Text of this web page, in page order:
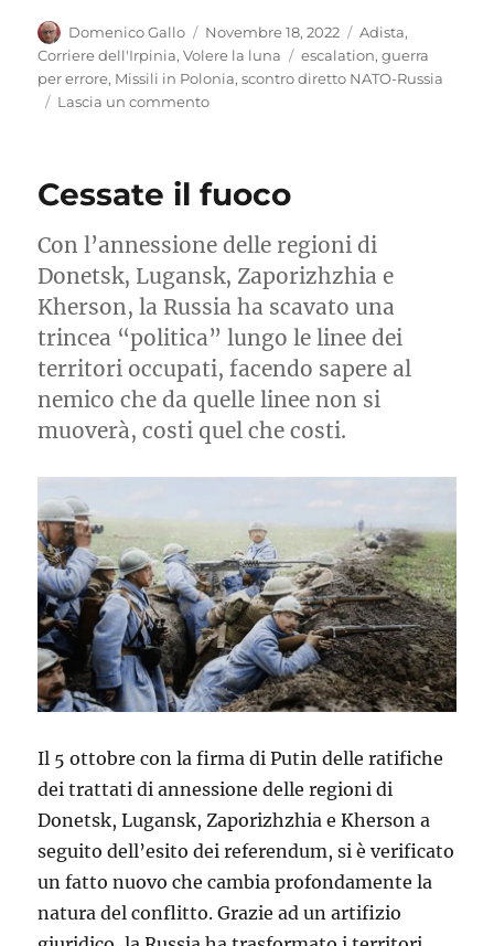
Autore
Domenico Gallo
Pubblicato
il
Novembre 18, 2022 Categorie
Adista,
Corriere dell'Irpinia,Volere la luna Tag
escalation,guerra
per errore, Missili in Polonia,scontro diretto NATO-Russia
Lascia un commentosu
Armageddon
Cessate il fuoco
Con l’annessione delle regioni di
Donetsk, Lugansk, Zaporizhzhia e
Kherson, la Russia ha scavato una
trincea “politica” lungo le linee dei
territori occupati, facendo sapere al
nemico che da quelle linee non si
muoverà, costi quel che costi.
Il 5 ottobre con la firma di Putin delle ratifiche
dei trattati di annessione delle regioni di
Donetsk, Lugansk, Zaporizhzhia e Kherson a
seguito dell’esito dei referendum, si è verificato
un fatto nuovo che cambia profondamente la
natura del conflitto. Grazie ad un artifizio